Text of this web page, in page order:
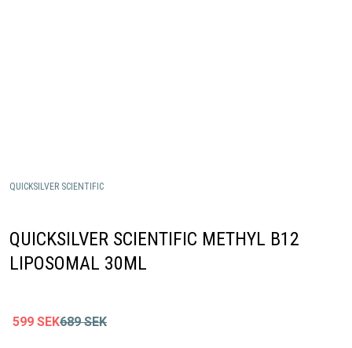
QUICKSILVER SCIENTIFIC
QUICKSILVER SCIENTIFIC METHYL B12
LIPOSOMAL 30ML
599 SEK689 SEK